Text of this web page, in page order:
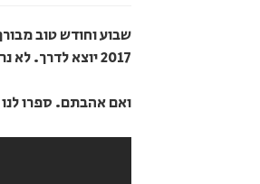
שבוע וחודש טוב
2017 יוצא לדרך. לא נרחיב בדיבורים, ופשוט ניתן למוזיקה לדבר!
ואם אהבתם. ספרו